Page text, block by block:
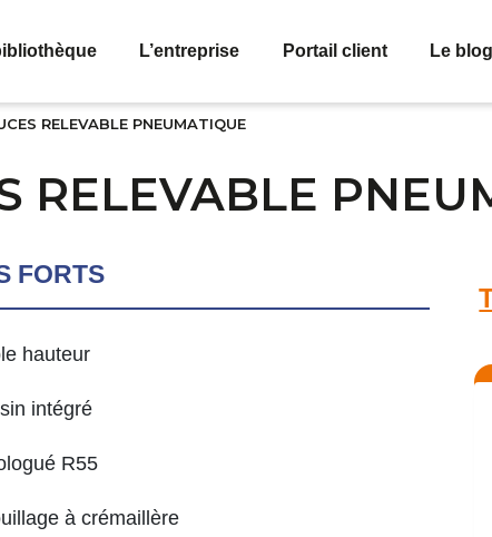
L’entreprise Portail client Le blog
RELEVABLE PNEUMATIQUE
RELEVABLE
FORTS
hauteur
intégré
R55
à crémaillère